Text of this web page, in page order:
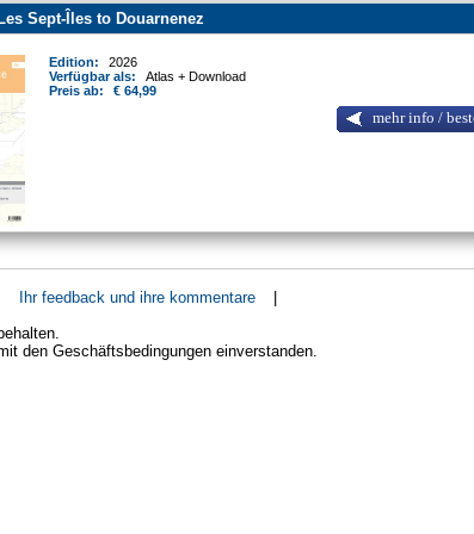
Sept-Îles to Douarnenez
Edition:
2026
Verfügbar als:
Atlas + Download
Preis ab:
€ 64,99
mehr info /
Ihr feedback und ihre kommentare
|
den Geschäftsbedingungen einverstanden.